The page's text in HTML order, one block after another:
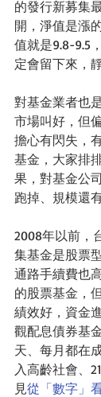
的發行新募集
開，淨值是漲
值就是9.8-9.5
定會留下來，
對基金業者也
市場叫好，但
擔心有閃失，
基金，大家排
果，對基金公
跑掉、規模還
2008年以前，
集基金是股票
通路手續費也
的股票基金，
績效好，資金
觀配息債券基
天、每月都在
入高齡社會、
見從「數字」